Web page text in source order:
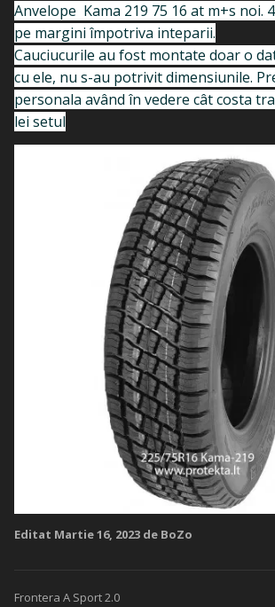
Anvelope Kama 219 75 16 at m+s noi.
pe margini împotriva inteparii.
Cauciucurile au fost montate doar o
cu ele, nu s-au potrivit dimensiunile.
personala având în vedere cât costa
lei setul
Editat Martie 16, 2023 de BoZo
Frontera A Sport 2.0